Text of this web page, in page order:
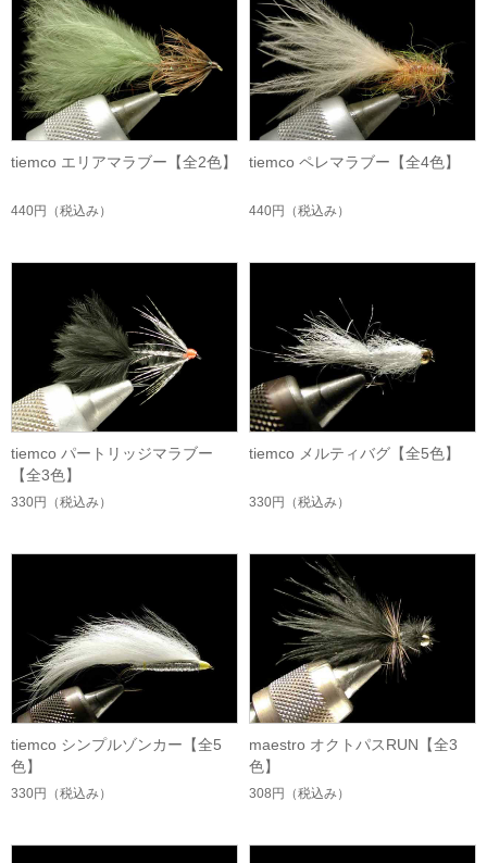
tiemco エリアマラブー【全2色】
440円 （税込み）
tiemco ペレマラブー【全4色】
440円 （税込み）
tiemco パートリッジマラブー
【全3色】
330円 （税込み）
tiemco メルティバグ【全5色】
330円 （税込み）
tiemco シンプルゾンカー【全5
色】
330円 （税込み）
maestro オクトパスRUN【全3
色】
308円 （税込み）